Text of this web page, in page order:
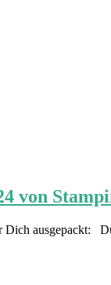
von
Dich ausgepackt: